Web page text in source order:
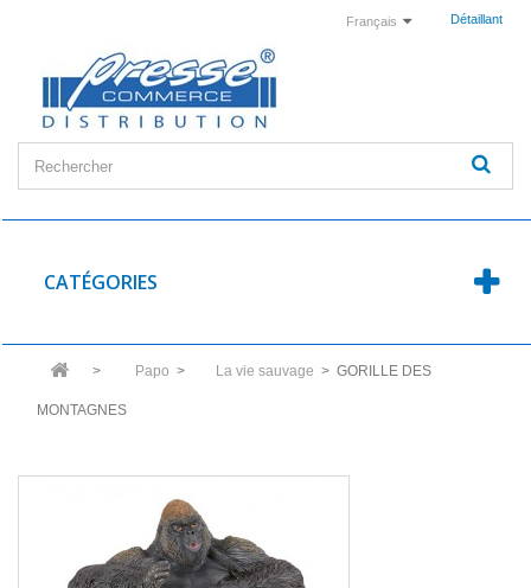
Détaillant
Français
CATÉGORIES
> Papo > La vie sauvage > GORILLE DES
MONTAGNES